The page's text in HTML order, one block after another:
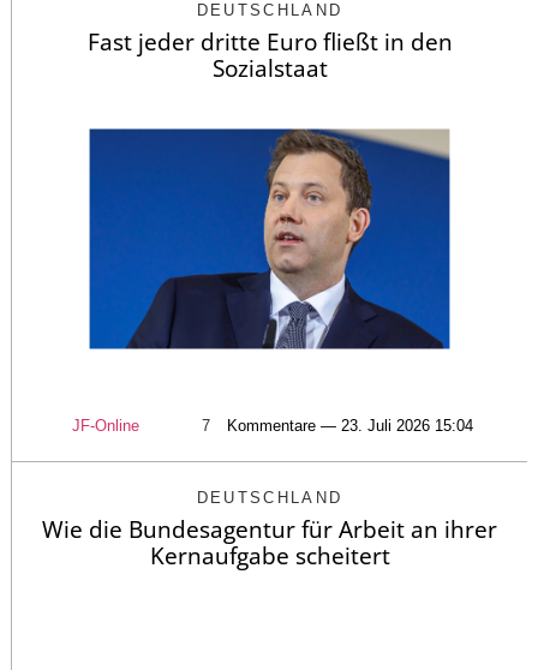
DEUTSCHLAND
Fast jeder dritte Euro fließt in den
Sozialstaat
JF-Online 7 Kommentare — 23. Juli 2026 15:04
DEUTSCHLAND
Wie die Bundesagentur für Arbeit an ihrer
Kernaufgabe scheitert